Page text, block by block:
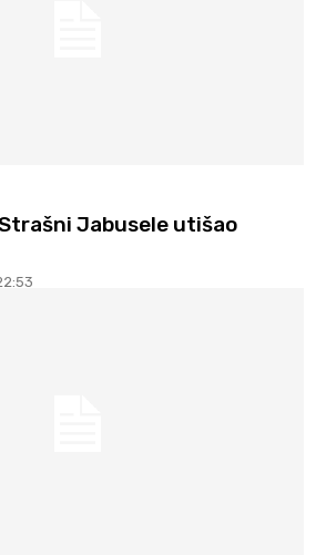
Strašni Jabusele utišao